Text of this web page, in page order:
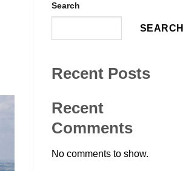
Search
SEARCH
Recent Posts
Recent
Comments
No comments to show.